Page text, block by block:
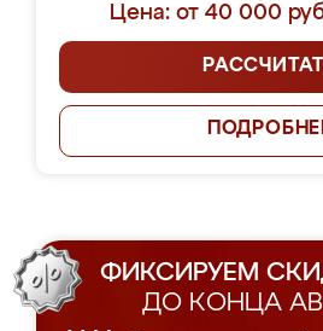
Цена: от 40 000
ФИКСИРУЕМ
ДО КОНЦА